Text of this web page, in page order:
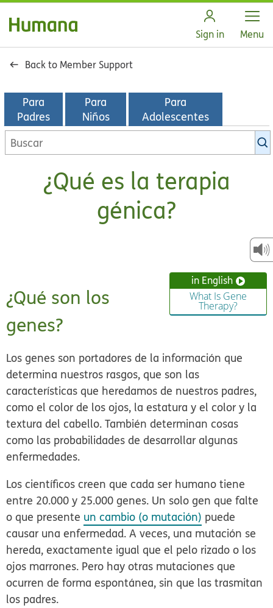
Sign in Open
Menu
Back to Member Support
Para
Padres
Para
Niños
Para
Adolescentes
Buscar
en
biblioteca¿Qué es la terapia
génica?
in English
What Is Gene
Therapy?
¿Qué son los
genes?
Los genes son portadores de la información que
determina nuestros rasgos, que son las
características que heredamos de nuestros padres,
como el color de los ojos, la estatura y el color y la
textura del cabello. También determinan cosas
como las probabilidades de desarrollar algunas
enfermedades.
Los científicos creen que cada ser humano tiene
entre 20.000 y 25.000 genes. Un solo gen que falte
o que presente un cambio (o mutación) puede
causar una enfermedad. A veces, una mutación se
hereda, exactamente igual que el pelo rizado o los
ojos marrones. Pero hay otras mutaciones que
ocurren de forma espontánea, sin que las trasmitan
los padres.